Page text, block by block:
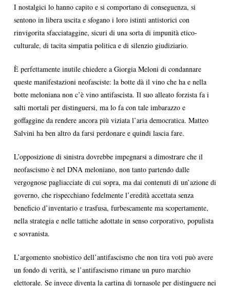
I nostalgici lo hanno capito e si comportano di conseguenza, si
sentono in libera uscita e sfogano i loro istinti antistorici con
rinvigorita sfacciataggine, sicuri di una sorta di impunità etico-
culturale, di tacita simpatia politica e di silenzio giudiziario.
È perfettamente inutile chiedere a Giorgia Meloni di condannare
queste manifestazioni neofasciste: la botte dà il vino che ha e nella
botte meloniana non c’è vino antifascista. Il suo alleato forzista fa i
salti mortali per distinguersi, ma lo fa con tale imbarazzo e
goffaggine da rendere ancora più viziata l’aria democratica. Matteo
Salvini ha ben altro da farsi perdonare e quindi lascia fare.
L’opposizione di sinistra dovrebbe impegnarsi a dimostrare che il
neofascismo è nel DNA meloniano, non tanto partendo dalle
vergognose pagliacciate di cui sopra, ma dai contenuti di un’azione di
governo, che rispecchiano fedelmente l’eredità accettata senza
beneficio d’inventario e trasfusa, furbescamente ma scopertamente,
nella strategia e nelle tattiche adottate in senso corporativo, populista
e sovranista.
L’argomento snobistico dell’antifascismo che non tira voti può avere
un fondo di verità, se l’antifascismo rimane un puro marchio
elettorale. Se invece diventa la cartina di tornasole per distinguere nei